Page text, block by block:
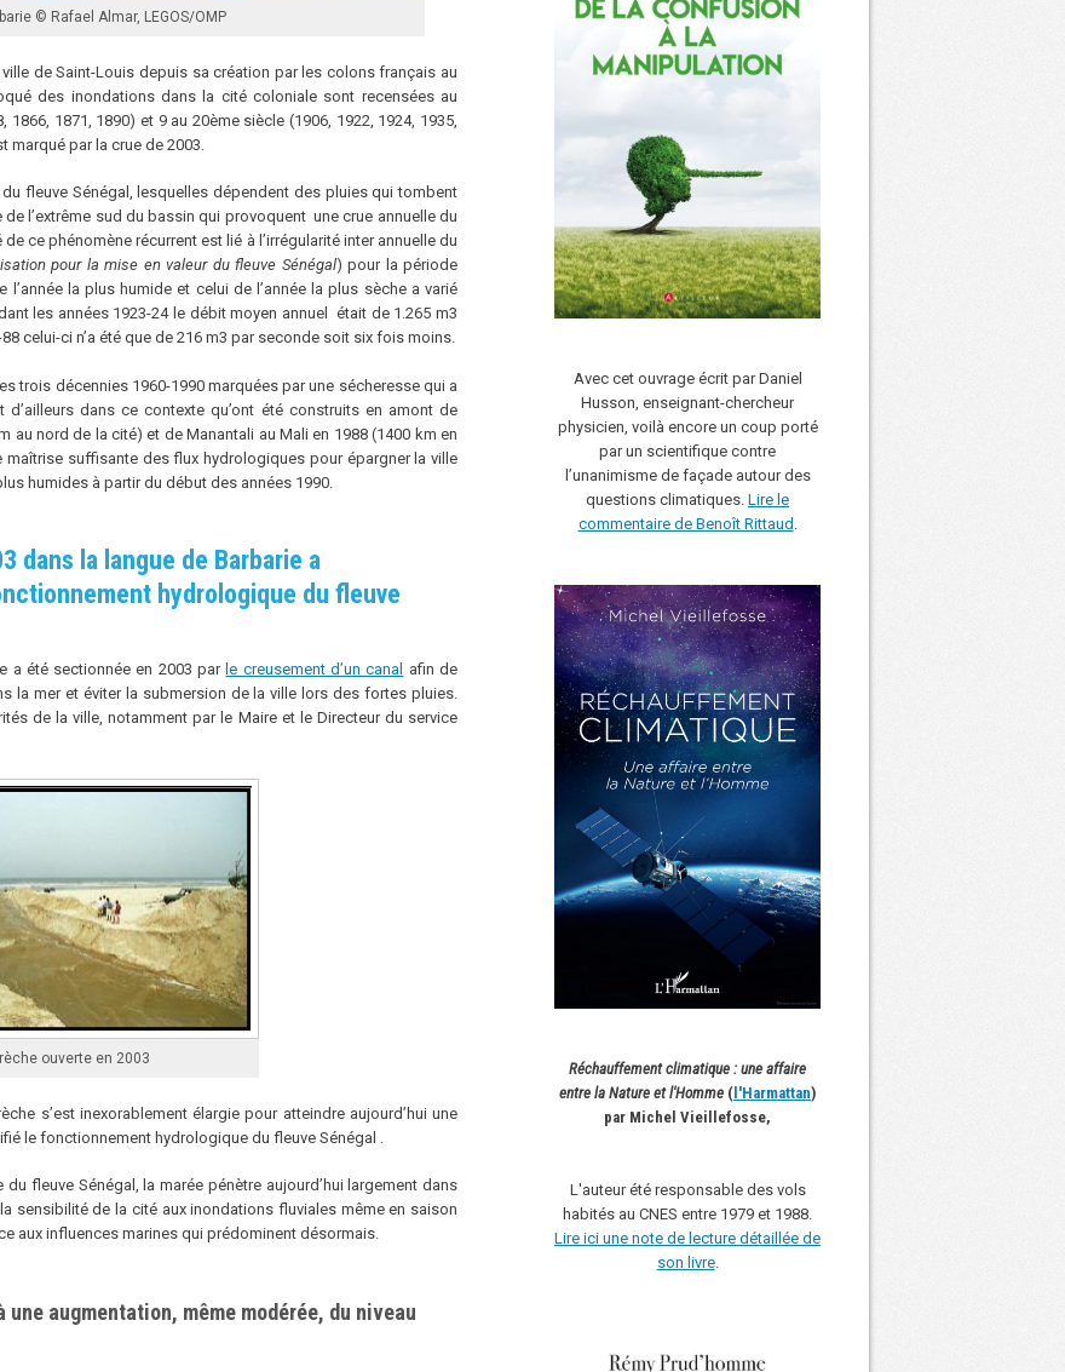
© Rafael Almar, LEGOS/OMP
de Saint-Louis depuis sa création par les colons français au
des inondations dans la cité coloniale sont recensées au
1866, 1871, 1890) et 9 au 20ème siècle (1906, 1922, 1924, 1935,
marqué par la crue de 2003.
fleuve Sénégal, lesquelles dépendent des pluies qui tombent
l’extrême sud du bassin qui provoquent une crue annuelle du
ce phénomène récurrent est lié à l’irrégularité inter annuelle du
pour la mise en valeur du fleuve Sénégal) pour la période
l’année la plus humide et celui de l’année la plus sèche a varié
les années 1923-24 le débit moyen annuel était de 1.265 m3
celui-ci n’a été que de 216 m3 par seconde soit six fois moins.
trois décennies 1960-1990 marquées par une sécheresse qui a
d’ailleurs dans ce contexte qu’ont été construits en amont de
au nord de la cité) et de Manantali au Mali en 1988 (1400 km en
maîtrise suffisante des flux hydrologiques pour épargner la ville
humides à partir du début des années 1990.
dans la langue de Barbarie a
hydrologique du fleuve
a été sectionnée en 2003 parle creusement d’un canal afin de
la mer et éviter la submersion de la ville lors des fortes pluies.
de la ville, notamment par le Maire et le Directeur du service
ouverte en 2003
s’est inexorablement élargie pour atteindre aujourd’hui une
le fonctionnement hydrologique du fleuve Sénégal .
fleuve Sénégal, la marée pénètre aujourd’hui largement dans
sensibilité de la cité aux inondations fluviales même en saison
aux influences marines qui prédominent désormais.
augmentation, même modérée, du niveau
Avec cet ouvrage écrit par Daniel
Husson, enseignant-chercheur
physicien, voilà encore un coup porté
par un scientifique contre
l’unanimisme de façade autour des
questions climatiques. Lire le
commentaire de Benoît Rittaud
Réchauffement climatique : une affaire
entre la Nature et l'Homme (l'Harmattan)
par Michel Vieillefosse,
L'auteur été responsable des vols
habités au CNES entre 1979 et 1988.
Lire ici une note de lecture détaillée de
son livre.